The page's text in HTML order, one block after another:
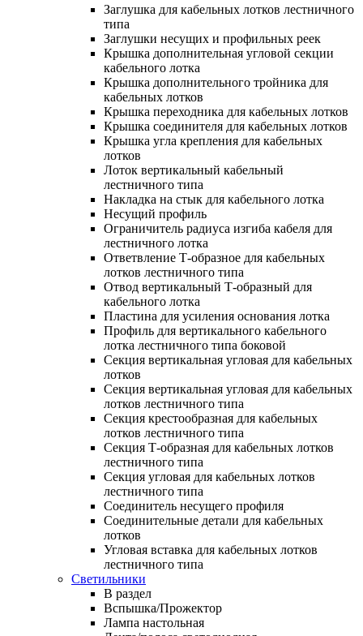
Заглушка для кабельных лотков лестничного
типа
Заглушки несущих и профильных реек
Крышка дополнительная угловой секции
кабельного лотка
Крышка дополнительного тройника для
кабельных лотков
Крышка переходника для кабельных лотков
Крышка соединителя для кабельных лотков
Крышка угла крепления для кабельных
лотков
Лоток вертикальный кабельный
лестничного типа
Накладка на стык для кабельного лотка
Несущий профиль
Ограничитель радиуса изгиба кабеля для
лестничного лотка
Ответвление Т-образное для кабельных
лотков лестничного типа
Отвод вертикальный Т-образный для
кабельного лотка
Пластина для усиления основания лотка
Профиль для вертикального кабельного
лотка лестничного типа боковой
Секция вертикальная угловая для кабельных
лотков
Секция вертикальная угловая для кабельных
лотков лестничного типа
Секция крестообразная для кабельных
лотков лестничного типа
Секция Т-образная для кабельных лотков
лестничного типа
Секция угловая для кабельных лотков
лестничного типа
Соединитель несущего профиля
Соединительные детали для кабельных
лотков
Угловая вставка для кабельных лотков
лестничного типа
Светильники
В раздел
Вспышка/Прожектор
Лампа настольная